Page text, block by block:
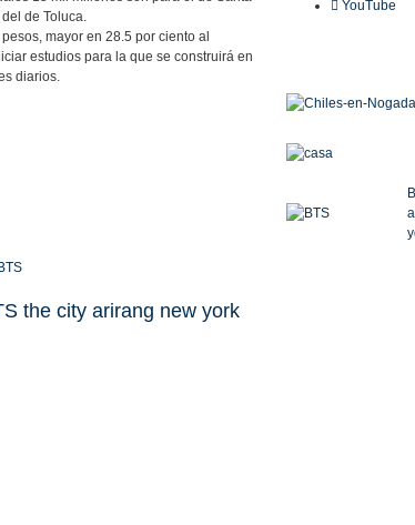
de Toluca.
mayor en 28.5 por ciento al
estudios para la que se construirá en
diarios.
the city arirang new york
YouTube